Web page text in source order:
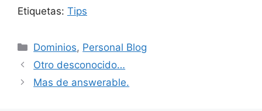
Etiquetas: Tips
Categorías
Dominios, Personal Blog
Otro desconocido…
Mas de answerable.